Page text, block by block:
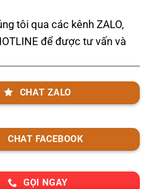
tôi qua các kênh ZALO,
để được tư vấn và
CHAT ZALO
CHAT FACEBOOK
GỌI NGAY